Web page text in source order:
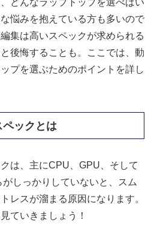
どんなラップトップを選べばい
悩みを抱えている方も多いので
集は高いスペックが求められる
後悔することも。ここでは、動
プを選ぶためのポイントを詳し
ックとは
は、主にCPU、GPU、そして
しっかりしていないと、スム
レスが溜まる原因になります。
ていきましょう！